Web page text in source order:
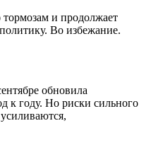
тормозам и продолжает
Во избежание.
обновила
к году. Но риски сильного